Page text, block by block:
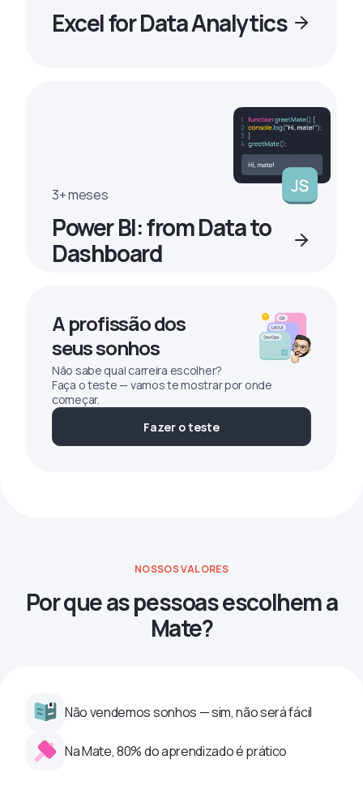
Excel for Data Analytics
3+ meses
Power BI: from Data to
Dashboard
A profissão dos
seus sonhos
Não sabe qual carreira escolher?
Faça o teste — vamos te mostrar por onde
começar.
Fazer o teste
NOSSOS VALORES
Por que as pessoas escolhem a
Mate?
Não vendemos sonhos — sim, não será fácil
Na Mate, 80% do aprendizado é prático